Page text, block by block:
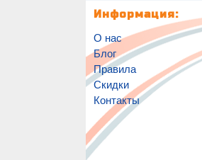
Информация:
О нас
Блог
Правила
Скидки
Контакты